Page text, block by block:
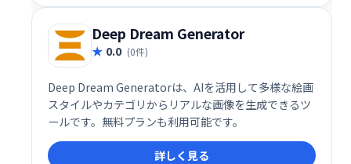
Supabaseによるデータ管理で、無料での画像生成を
可能にしています。
Deep Dream Generator
0.0 (0件)
Deep Dream Generatorは、AIを活用して多様な絵画
スタイルやカテゴリからリアルな画像を生成できるツ
ールです。無料プランも利用可能です。
詳しく見る